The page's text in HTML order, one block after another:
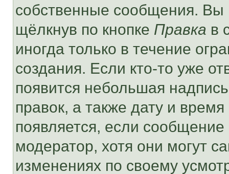
собственные сообщения. Вы
щёлкнув по кнопке Правка в
иногда только в течение
создания. Если кто-то уже
появится небольшая
правок, а также дату и
появляется, если
модератор, хотя они могут
изменениях по своему